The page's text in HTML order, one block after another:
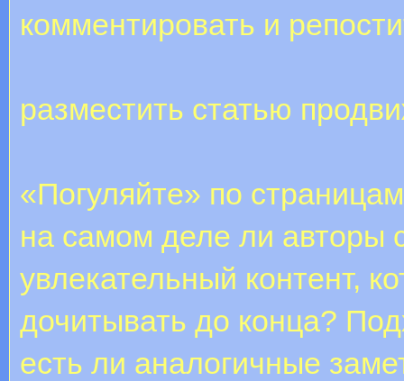
комментировать и
разместить статью
«Погуляйте» по
на самом деле ли авторы
увлекательный контент,
дочитывать до конца?
есть ли аналогичные